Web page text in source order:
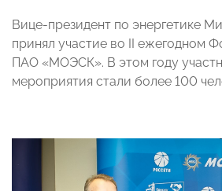
Вице-президент по энергетике
принял участие во II ежегодном
ПАО «МОЭСК». В этом году
мероприятия стали более 100